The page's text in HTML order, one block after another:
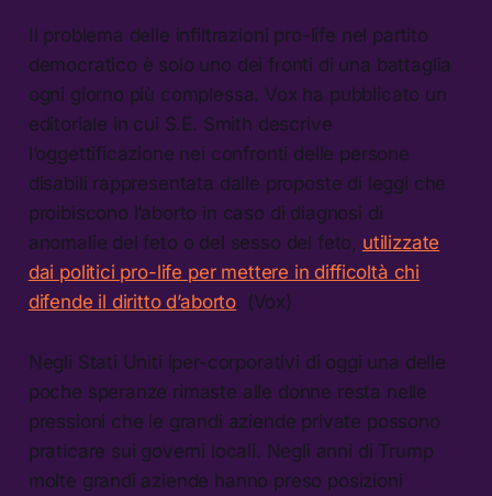
Il problema delle infiltrazioni pro-life nel partito
democratico è solo uno dei fronti di una battaglia
ogni giorno più complessa. Vox ha pubblicato un
editoriale in cui S.E. Smith descrive
l’oggettificazione nei confronti delle persone
disabili rappresentata dalle proposte di leggi che
proibiscono l’aborto in caso di diagnosi di
anomalie del feto o del sesso del feto, utilizzate
dai politici pro-life per mettere in difficoltà chi
difende il diritto d’aborto. (Vox)
Negli Stati Uniti iper-corporativi di oggi una delle
poche speranze rimaste alle donne resta nelle
pressioni che le grandi aziende private possono
praticare sui governi locali. Negli anni di Trump
molte grandi aziende hanno preso posizioni